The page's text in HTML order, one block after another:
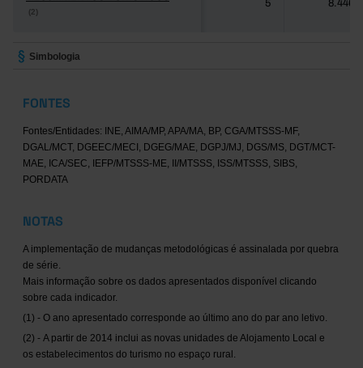
(2)
(2)
5 8.446
Simbologia
FONTES
Fontes/Entidades: INE, AIMA/MP, APA/MA, BP, CGA/MTSSS-MF,
DGAL/MCT, DGEEC/MECI, DGEG/MAE, DGPJ/MJ, DGS/MS, DGT/MCT-
MAE, ICA/SEC, IEFP/MTSSS-ME, II/MTSSS, ISS/MTSSS, SIBS,
PORDATA
NOTAS
A implementação de mudanças metodológicas é assinalada por quebra
de série.
Mais informação sobre os dados apresentados disponível clicando
sobre cada indicador.
(1) - O ano apresentado corresponde ao último ano do par ano letivo.
(2) - A partir de 2014 inclui as novas unidades de Alojamento Local e
os estabelecimentos do turismo no espaço rural.